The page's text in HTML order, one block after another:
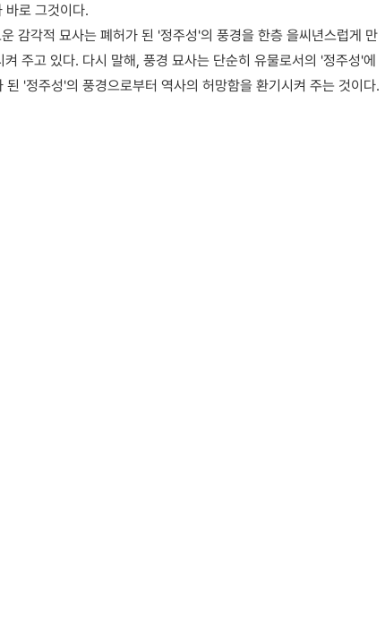
바로 그것이다.
감각적 묘사는 폐허가 된 '정주성'의 풍경을 한층 을씨년스럽게 만
주고 있다. 다시 말해, 풍경 묘사는 단순히 유물로서의 '정주성'에
'정주성'의 풍경으로부터 역사의 허망함을 환기시켜 주는 것이다.